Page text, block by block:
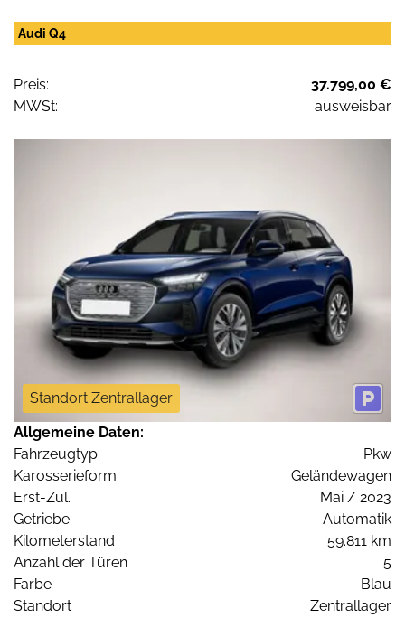
Audi Q4
Preis:
37.799,00 €
MWSt:
ausweisbar
Standort Zentrallager
Allgemeine Daten:
Fahrzeugtyp
Pkw
Karosserieform
Geländewagen
Erst-Zul.
Mai / 2023
Getriebe
Automatik
Kilometerstand
59.811 km
Anzahl der Türen
5
Farbe
Blau
Standort
Zentrallager